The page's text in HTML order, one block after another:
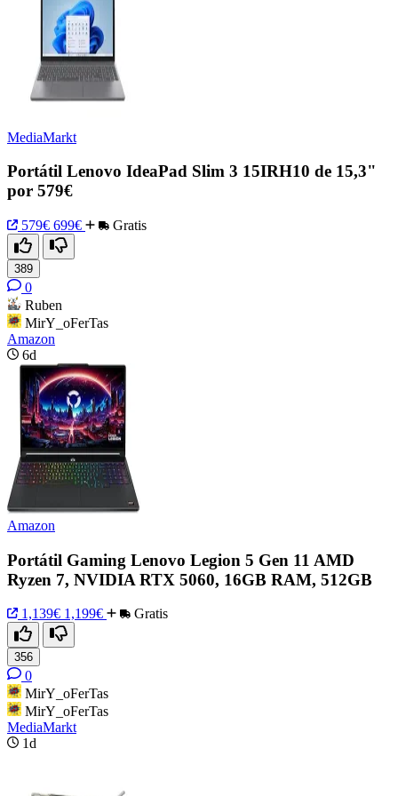
MediaMarkt
Portátil Lenovo IdeaPad Slim 3 15IRH10 de 15,3"
por 579€
579€ 699€ Gratis
389
0
Ruben
MirY_oFerTas
Amazon
6d
Amazon
Portátil Gaming Lenovo Legion 5 Gen 11 AMD
Ryzen 7, NVIDIA RTX 5060, 16GB RAM, 512GB
1,139€ 1,199€ Gratis
356
0
MirY_oFerTas
MirY_oFerTas
MediaMarkt
1d